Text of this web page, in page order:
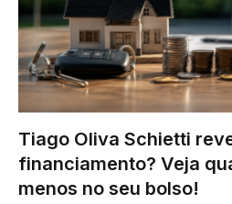
Tiago Oliva Schietti
financiamento? Veja
menos no seu bolso!